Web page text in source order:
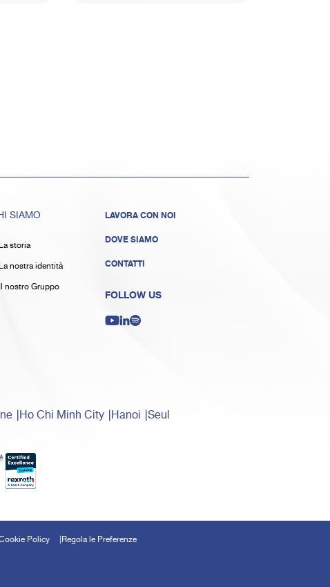
SIAMO
La storia
La nostra identità
Il nostro Gruppo
LAVORA CON NOI
DOVE SIAMO
CONTATTI
FOLLOW US
Ho Chi Minh City Hanoi Seul
Policy Regola le Preferenze